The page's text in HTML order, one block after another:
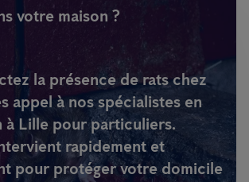
votre maison ?
la présence de rats chez
appel à nos spécialistes en
à Lille pour particuliers.
rapidement et
pour protéger votre domicile